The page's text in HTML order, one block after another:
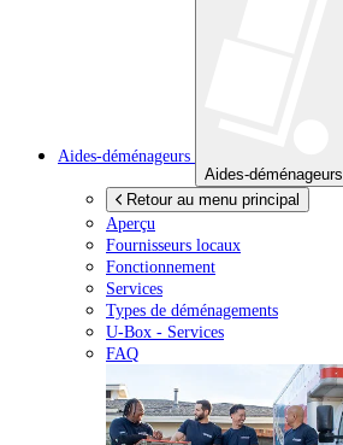
Aides-déménageurs
Aides-déménageurs
Retour au menu principal
Aperçu
Fournisseurs locaux
Fonctionnement
Services
Types de déménagements
U-Box - Services
FAQ